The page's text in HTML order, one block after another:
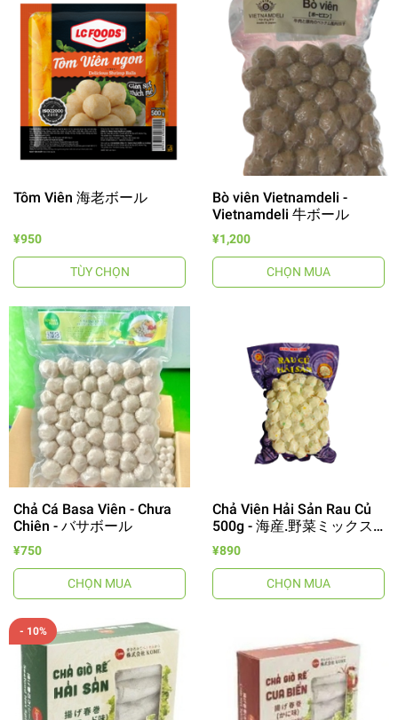
Tôm Viên 海老ボール
¥950
TÙY CHỌN
Bò viên Vietnamdeli -
Vietnamdeli 牛ボール
¥1,200
CHỌN MUA
Chả Cá Basa Viên - Chưa
Chiên - バサボール
¥750
CHỌN MUA
Chả Viên Hải Sản Rau Củ
500g - 海産.野菜ミックス
ボール
¥890
CHỌN MUA
- 10%